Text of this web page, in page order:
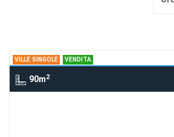
VILLE SINGOLE VENDITA
90m2